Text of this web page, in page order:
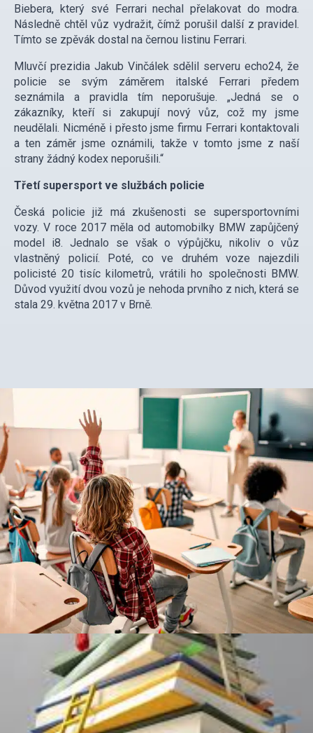
Biebera, který své Ferrari nechal přelakovat do modra.
Následně chtěl vůz vydražit, čímž porušil další z pravidel.
Tímto se zpěvák dostal na černou listinu Ferrari.
Mluvčí prezidia Jakub Vinčálek sdělil serveru echo24, že
policie se svým záměrem italské Ferrari předem
seznámila a pravidla tím neporušuje. „Jedná se o
zákazníky, kteří si zakupují nový vůz, což my jsme
neudělali. Nicméně i přesto jsme firmu Ferrari kontaktovali
a ten záměr jsme oznámili, takže v tomto jsme z naší
strany žádný kodex neporušili.“
Třetí supersport ve službách policie
Česká policie již má zkušenosti se supersportovními
vozy. V roce 2017 měla od automobilky BMW zapůjčený
model i8. Jednalo se však o výpůjčku, nikoliv o vůz
vlastněný policií. Poté, co ve druhém voze najezdili
policisté 20 tisíc kilometrů, vrátili ho společnosti BMW.
Důvod využití dvou vozů je nehoda prvního z nich, která se
stala 29. května 2017 v Brně.